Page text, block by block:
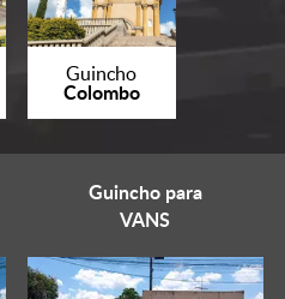
Guincho
Colombo
Guincho para
VANS